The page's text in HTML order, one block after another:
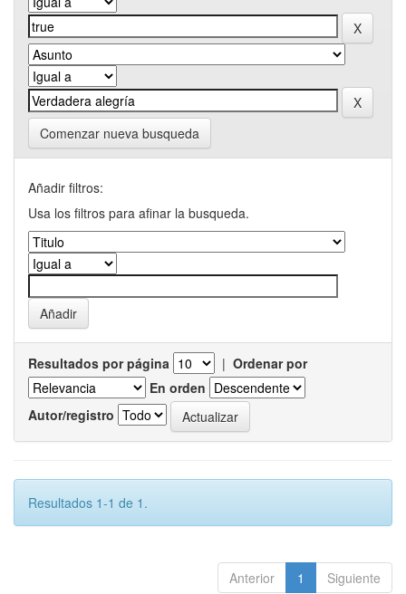
Comenzar nueva busqueda
Añadir filtros:
Usa los filtros para afinar la busqueda.
Resultados por página | Ordenar por
En orden
Autor/registro
Resultados 1-1 de 1.
Anterior 1 Siguiente